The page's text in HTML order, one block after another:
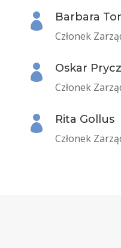

Barbara
Członek

Oskar
Członek

Rita Gollus
Członek